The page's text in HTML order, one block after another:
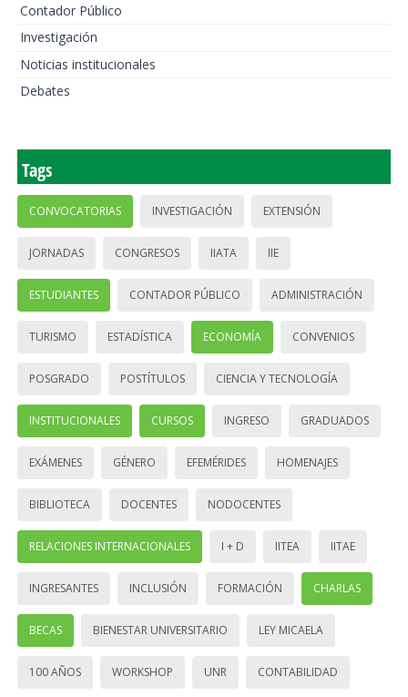
Contador Público
Investigación
Noticias institucionales
Debates
Tags
CONVOCATORIAS INVESTIGACIÓN EXTENSIÓN
JORNADAS CONGRESOS IIATA IIE
ESTUDIANTES CONTADOR PÚBLICO ADMINISTRACIÓN
TURISMO ESTADÍSTICA ECONOMÍA CONVENIOS
POSGRADO POSTÍTULOS CIENCIA Y TECNOLOGÍA
INSTITUCIONALES CURSOS INGRESO GRADUADOS
EXÁMENES GÉNERO EFEMÉRIDES HOMENAJES
BIBLIOTECA DOCENTES NODOCENTES
RELACIONES INTERNACIONALES I + D IITEA IITAE
INGRESANTES INCLUSIÓN FORMACIÓN CHARLAS
BECAS BIENESTAR UNIVERSITARIO LEY MICAELA
100 AÑOS WORKSHOP UNR CONTABILIDAD